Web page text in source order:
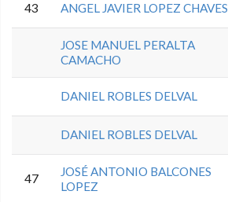
43 ANGEL JAVIER LOPEZ CHAVES
JOSE MANUEL PERALTA
CAMACHO
DANIEL ROBLES DELVAL
DANIEL ROBLES DELVAL
47
JOSÉ ANTONIO BALCONES
LOPEZ